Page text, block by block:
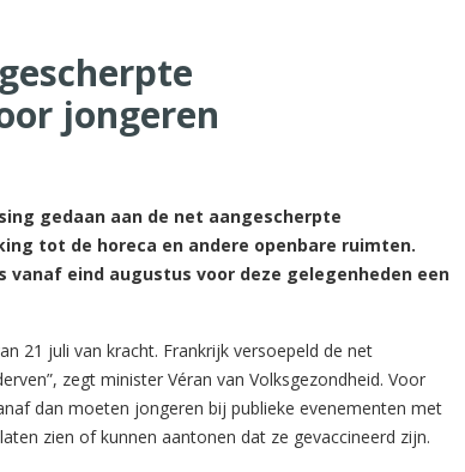
jongeren
gedaan aan de net aangescherpte
tot de horeca en andere openbare ruimten.
vanaf eind augustus voor deze gelegenheden een
21 juli van kracht. Frankrijk versoepeld de net
zegt minister Véran van Volksgezondheid. Voor
dan moeten jongeren bij publieke evenementen met
zien of kunnen aantonen dat ze gevaccineerd zijn.